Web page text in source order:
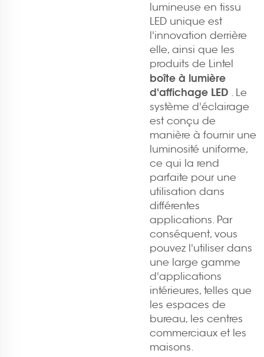
lumineuse en tissu
LED unique est
l'innovation derrière
elle, ainsi que les
produits de Lintel
boîte à lumière
d'affichage LED . Le
système d'éclairage
est conçu de
manière à fournir une
luminosité uniforme,
ce qui la rend
parfaite pour une
utilisation dans
différentes
applications. Par
conséquent, vous
pouvez l'utiliser dans
une large gamme
d'applications
intérieures, telles que
les espaces de
bureau, les centres
commerciaux et les
maisons.